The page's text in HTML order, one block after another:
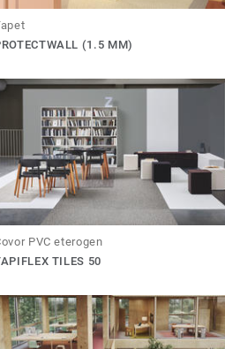
(1.5 MM)
PVC eterogen
TILES 50